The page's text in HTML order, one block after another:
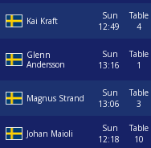
Kai Kraft
Sun
12:49
Table
4
Glenn
Andersson
Sun
13:16
Table
1
Magnus Strand
Sun
13:06
Table
3
Johan Maioli
Sun
12:18
Table
10